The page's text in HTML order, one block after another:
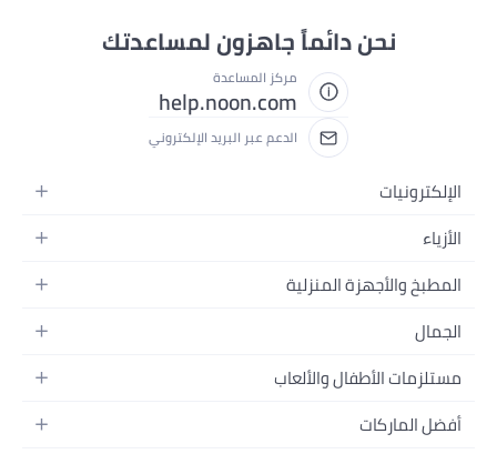
نحن دائماً جاهزون لمساعدتك
مركز المساعدة
help.noon.com
الدعم عبر البريد الإلكتروني
الإلكترونيات
الجوالات
اللابتوبات
الأجهزة المنزلية
التلفزيونات
السماعات
الأزياء
أزياء نسائية
أزياء البنات
أزياء الأولاد
المجوهرات
المطبخ والأجهزة المنزلية
الحمام
المطبخ والسفرة
أدوات وتحسين المنزل
الجمال
العطور
العناية بالشعر
مستلزمات الأطفال والألعاب
الحفاضات
أفضل الماركات